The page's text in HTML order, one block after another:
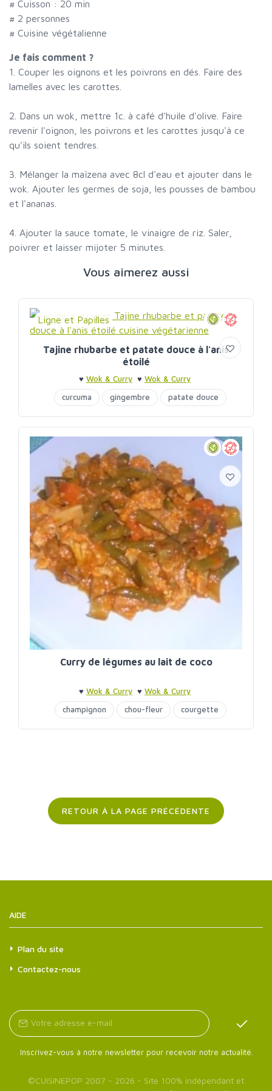
# Cuisson : 20 min
# 2 personnes
# Cuisine végétalienne
Je fais comment ?
1. Couper les oignons et les poivrons en dés. Faire des
lamelles avec les carottes.
2. Dans un wok, mettre 1c. à café d'huile d'olive. Faire
revenir l'oignon, les poivrons et les carottes jusqu'à ce
qu'ils soient tendres.
3. Mélanger la maïzena avec 8cl d'eau et ajouter dans le
wok. Ajouter les germes de soja, les pousses de bambou
et l'ananas.
4. Ajouter la sauce tomate, le vinaigre de riz. Saler,
poivrer et laisser mijoter 5 minutes.
Vous aimerez aussi
Ligne et Papilles
Tajine rhubarbe et patate douce à l'anis
étoilé
♥ Wok & Curry ♥ Wok & Curry
curcuma
gingembre patate douce
rhubarbe
Curry de légumes au lait de coco
♥ Wok & Curry ♥ Wok & Curry
champignon
chou-fleur courgette
haricots lait de coco
RETOUR À LA PAGE PRÉCÉDENTE
AIDE
Plan du site
Contactez-nous
Inscrivez-vous à notre newsletter pour recevoir notre actualité.
©CUISINEPOP 2007 - 2026 - Site 100% indépendant et